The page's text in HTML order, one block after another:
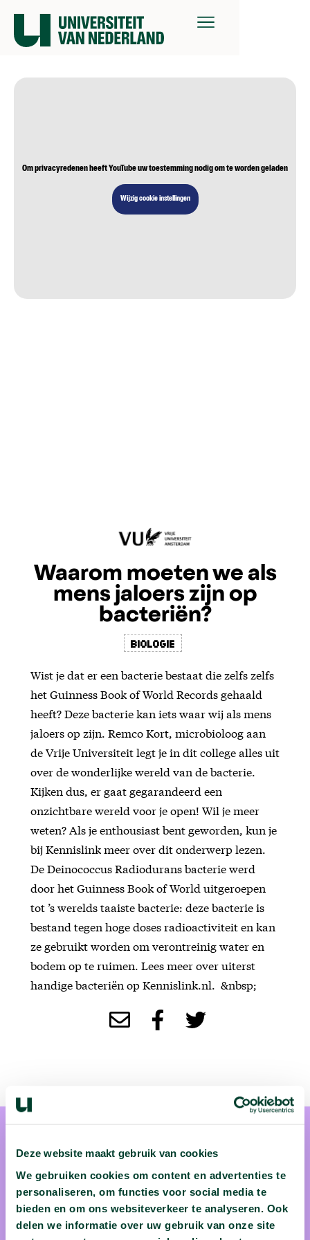
Deze website maakt gebruik van cookies
We gebruiken cookies om content en advertenties te
personaliseren, om functies voor social media te
bieden en om ons websiteverkeer te analyseren. Ook
delen we informatie over uw gebruik van onze site
Om privacyredenen heeft YouTube uw toestemming nodig om te worden geladen
Wijzig cookie instellingen
Waarom moeten we als
mens jaloers zijn op
bacteriën?
Biologie
Wist je dat er een bacterie bestaat die zelfs zelfs
het Guinness Book of World Records gehaald
heeft? Deze bacterie kan iets waar wij als mens
jaloers op zijn. Remco Kort, microbioloog aan
de Vrije Universiteit legt je in dit college alles uit
over de wonderlijke wereld van de bacterie.
Kijken dus, er gaat gegarandeerd een
onzichtbare wereld voor je open! Wil je meer
weten? Als je enthousiast bent geworden, kun je
bij Kennislink meer over dit onderwerp lezen.
De Deinococcus Radiodurans bacterie werd
door het Guinness Book of World uitgeroepen
tot ’s werelds taaiste bacterie: deze bacterie is
bestand tegen hoge doses radioactiviteit en kan
ze gebruikt worden om verontreinig water en
bodem op te ruimen. Lees meer over uiterst
handige bacteriën op Kennislink.nl. &nbsp;
Remco Kort
Microbioloog prof.dr. Remco Kort (Vrije Universiteit van